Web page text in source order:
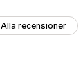
Alla recensioner